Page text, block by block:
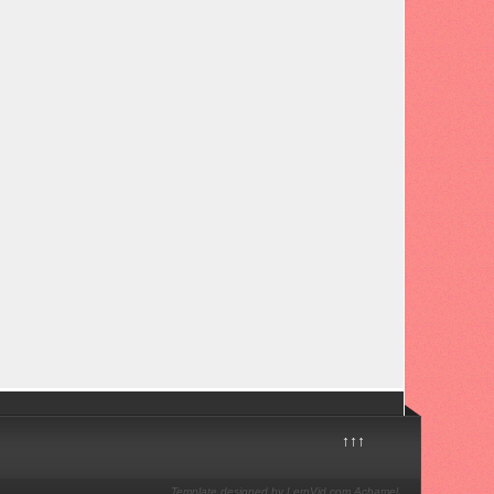
↑↑↑
Template designed by LernVid.com Achamel